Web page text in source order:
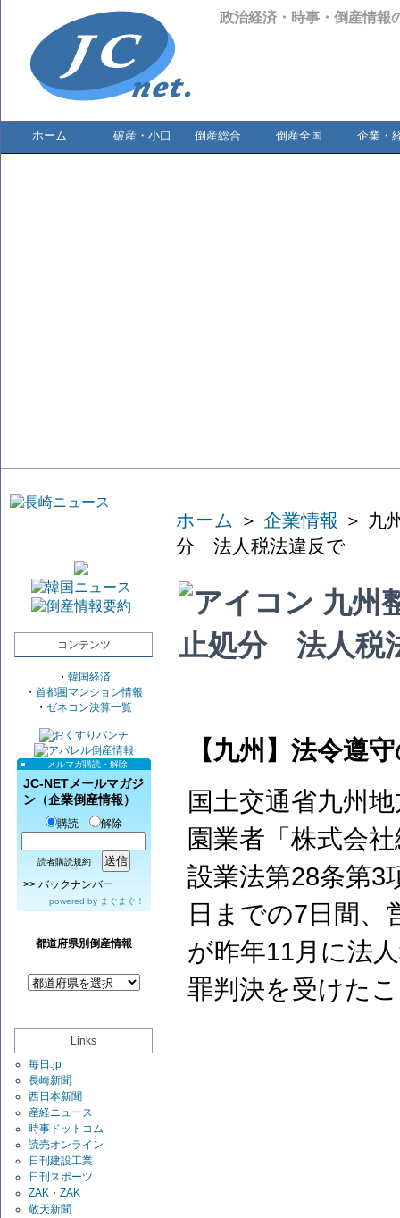
政治経済・時事・倒産情報
ホーム 破産・小口 倒産総合 倒産全国 企業・
コンテンツ
・ 韓国経済
・ 首都圏マンション情報
・ ゼネコン決算一覧
メルマガ購読・解除
JC-NETメールマガジ
ン（企業倒産情報）
購読 解除
読者購読規約
>> バックナンバー
powered by まぐまぐ！
都道府県別倒産情報
Links
毎日.jp
長崎新聞
西日本新聞
産経ニュース
時事ドットコム
読売オンライン
日刊建設工業
日刊スポーツ
ZAK・ZAK
敬天新聞
ホーム ＞ 企業情報 ＞ 九
分 法人税法違反で
九州
止処分 法人税
【九州】法令遵
国土交通省九州
園業者「株式会
設業法第28条第3
日までの7日間、
が昨年11月に法
罪判決を受けた